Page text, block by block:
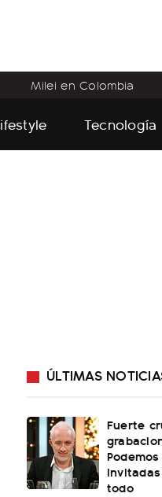
Milei en Colombia
Tecnología
ÚLTIMAS
Fuerte
todo